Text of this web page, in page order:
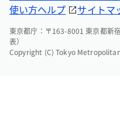
使い方ヘルプ
サイトマ
東京都庁：〒163-8001 東京都新
表）
Copyright (C) Tokyo